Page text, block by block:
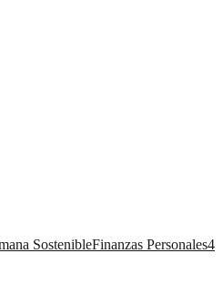
SostenibleFinanzas Personales4